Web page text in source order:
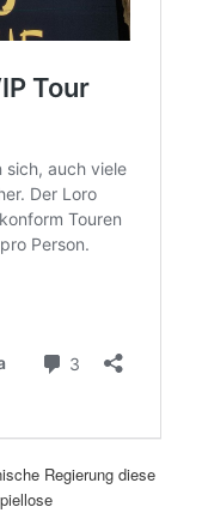
Regierung diese